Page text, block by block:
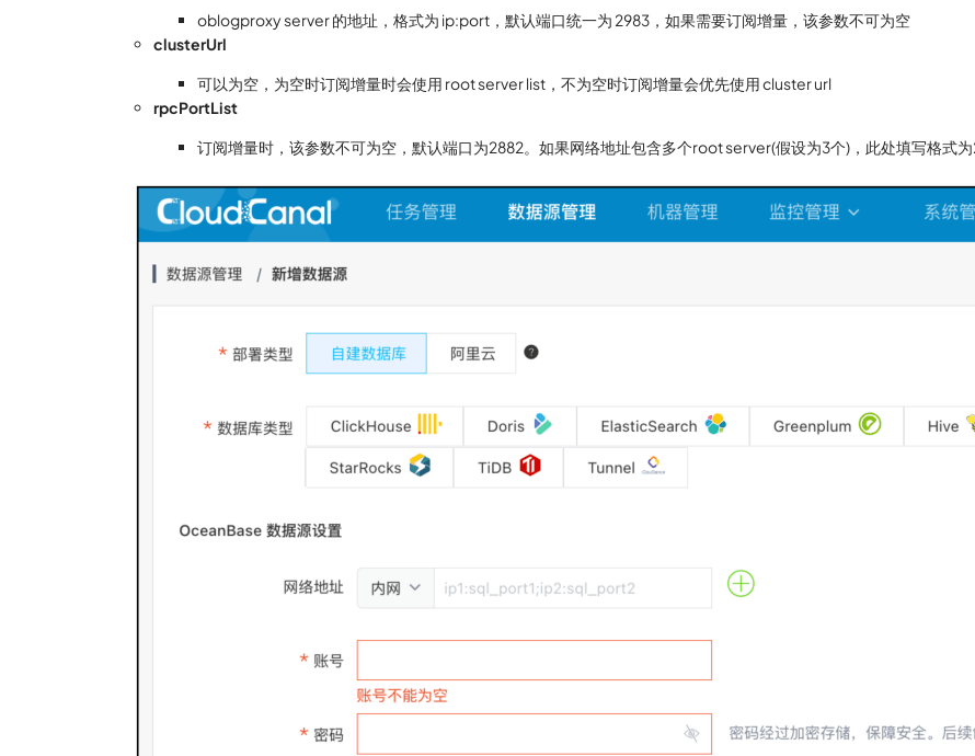
oblogproxy server 的地址，格式为 ip:port ，默认端口统一为 2983，如果需要订阅增量，该参数不可为空
clusterUrl
可以为空，为空时订阅增量时会使用 root server list，不为空时订阅增量会优先使用 cluster url
rpcPortList
订阅增量时，该参数不可为空，默认端口为2882。如果网络地址包含多个root server(假设为3个)，此处填写格式